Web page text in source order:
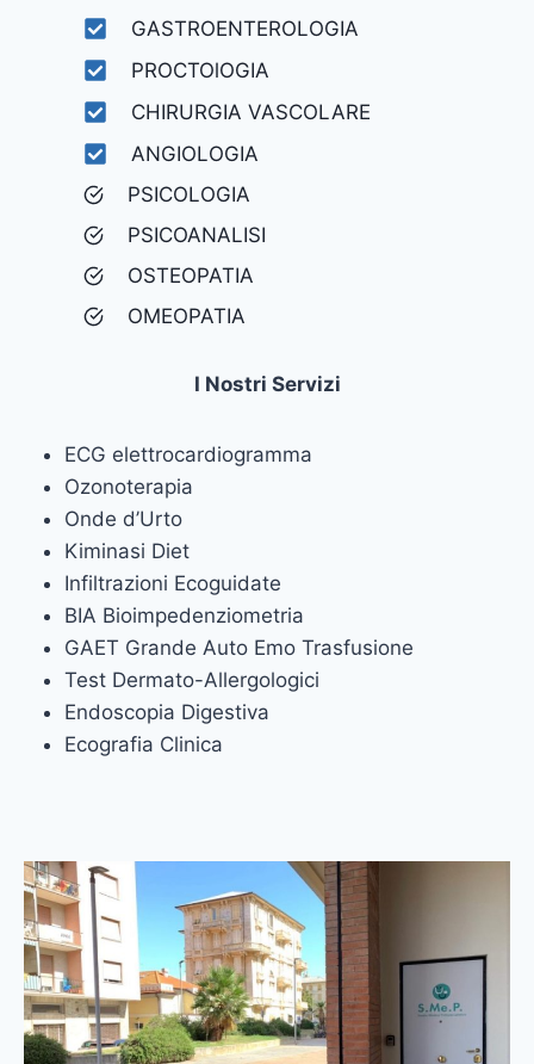
GASTROENTEROLOGIA
PROCTOlOGIA
CHIRURGIA VASCOLARE
ANGIOLOGIA
PSICOLOGIA
PSICOANALISI
OSTEOPATIA
OMEOPATIA
I Nostri Servizi
ECG elettrocardiogramma
Ozonoterapia
Onde d’Urto
Kiminasi Diet
Infiltrazioni Ecoguidate
BIA Bioimpedenziometria
GAET Grande Auto Emo Trasfusione
Test Dermato-Allergologici
Endoscopia Digestiva
Ecografia Clinica